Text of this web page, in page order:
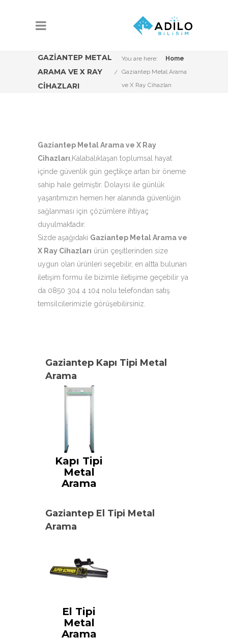
GAZIANTEP METAL
ARAMA VE X RAY
CIHAZLARI
You are here:
Home
Gaziantep Metal Arama
ve X Ray Cihazları
Gaziantep Metal Arama ve X Ray
Cihazları ,Kalabalıklaşan toplumsal hayat
içinde güvenlik gün geçtikçe artan bir öneme
sahip hale gelmiştir. Dolayısı ile günlük
yaşantımızın hemen her alanında güvenliğin
sağlanması için çözümlere ihtiyaç
duyulmaktadır.
Sizde aşağıdaki Gaziantep Metal Arama ve
X Ray Cihazları ürün çeşitlerinden size
uygun olan ürünleri seçebilir, en altta bulunan
iletişim formu ile bizimle iletişime geçebilir ya
da 0850 304 4 104 nolu telefondan satış
temsilcilerimizle görüşebilirsiniz.
Gaziantep Kapı Tipi Metal
Arama
Kapı Tipi
Metal
Arama
Gaziantep El Tipi Metal
Arama
El Tipi
Metal
Arama